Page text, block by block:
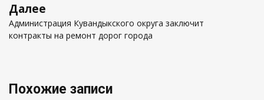
Далее
Следующая
запись
Администрация Кувандыкского округа заключит
контракты на ремонт дорог города
Похожие записи